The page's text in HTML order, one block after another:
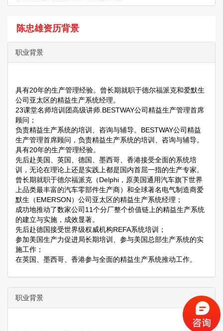
陈忠雄资历背景
职业背景
具有20年的生产管理经验。曾长期就职于德尔福派克和爱默生
公司亚太区的精益生产系统经理。
23课堂名师培训团高级讲师.BESTWAY公司精益生产管理首席
顾问；
负责精益生产系统的培训、咨询与辅导。BESTWAY公司精益
生产管理首席顾问，负责精益生产系统的培训、咨询与辅导。
具有20年的生产管理经验。
先后赴美国、英国、德国、墨西哥、香港接受全面的系统培
训，无论在理论上还是实践上都是国内首屈一指的生产专家。
曾长期就职于德尔福派克（Delphi，原美国通用汽车旗下世界
上品类最丰富的汽车零部件生产商）和全球著名电气制造商爱
默生（EMERSON）公司亚太区的精益生产系统经理；
成功地推动了数家公司11个分厂整个价值链上的精益生产系统
的建立与实施，成效显著。
先后赴德国接受世界级权威机构REFA系统培训；
参加美国生产力促进局长期培训、参与美国总部生产系统的实
施工作；
在英国、墨西哥、香港参与全面的精益生产系统推动工作。
职业背景